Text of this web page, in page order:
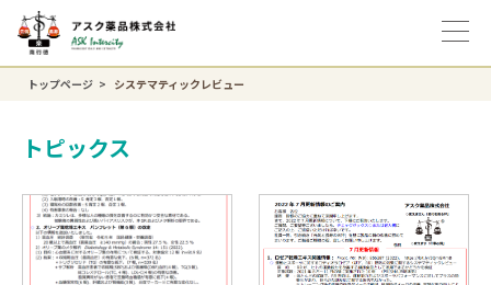
トップページ システマティックレビュー
トピックス